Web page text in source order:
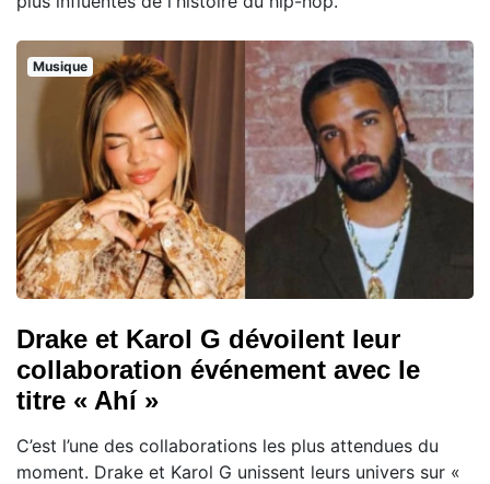
Musique
Drake et Karol G dévoilent leur
collaboration événement avec le
titre « Ahí »
C’est l’une des collaborations les plus attendues du
moment. Drake et Karol G unissent leurs univers sur «